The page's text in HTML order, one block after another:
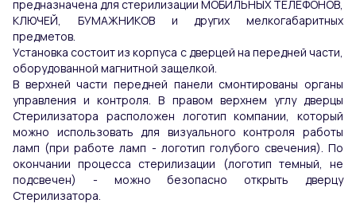
предназначена для стерилизации МОБИЛЬНЫХ ТЕЛЕФОНОВ,
КЛЮЧЕЙ, БУМАЖНИКОВ и других мелкогабаритных
предметов.
Установка состоит из корпуса с дверцей на передней части,
оборудованной магнитной защелкой.
В верхней части передней панели смонтированы органы
управления и контроля. В правом верхнем углу дверцы
Стерилизатора расположен логотип компании, который
можно использовать для визуального контроля работы
ламп (при работе ламп - логотип голубого свечения). По
окончании процесса стерилизации (логотип темный, не
подсвечен) - можно безопасно открыть дверцу
Стерилизатора.